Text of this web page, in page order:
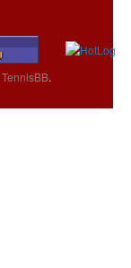
TennisBB.